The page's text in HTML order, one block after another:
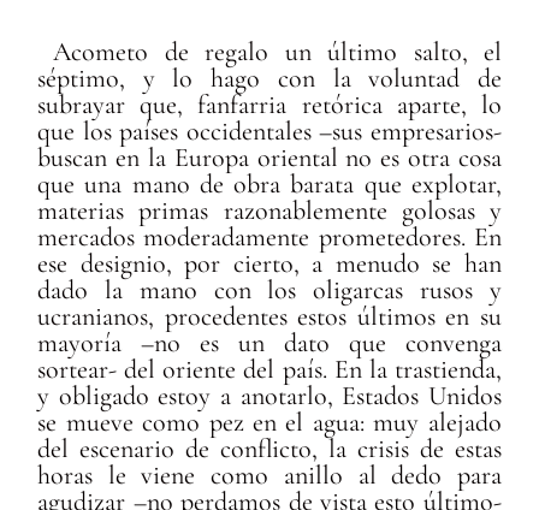
Acometo de regalo un último salto, el
séptimo, y lo hago con la voluntad de
subrayar que, fanfarria retórica aparte, lo
que los países occidentales –sus empresarios-
buscan en la Europa oriental no es otra cosa
que una mano de obra barata que explotar,
materias primas razonablemente golosas y
mercados moderadamente prometedores. En
ese designio, por cierto, a menudo se han
dado la mano con los oligarcas rusos y
ucranianos, procedentes estos últimos en su
mayoría –no es un dato que convenga
sortear- del oriente del país. En la trastienda,
y obligado estoy a anotarlo, Estados Unidos
se mueve como pez en el agua: muy alejado
del escenario de conflicto, la crisis de estas
horas le viene como anillo al dedo para
agudizar –no perdamos de vista esto último-